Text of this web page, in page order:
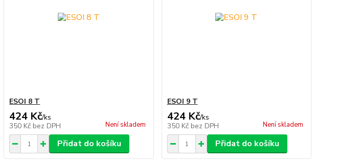
ESOI 8 T
424 Kč/ks
350 Kč bez DPH Není skladem
Přidat do košíku
ESOI 9 T
424 Kč/ks
350 Kč bez DPH Není skladem
Přidat do košíku